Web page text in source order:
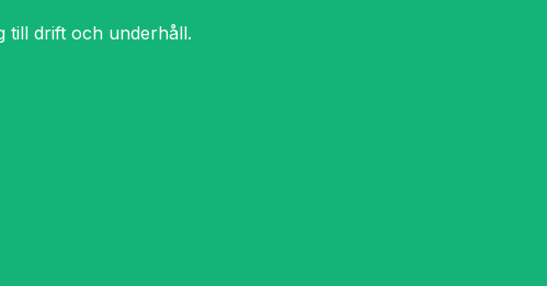
till drift och underhåll.